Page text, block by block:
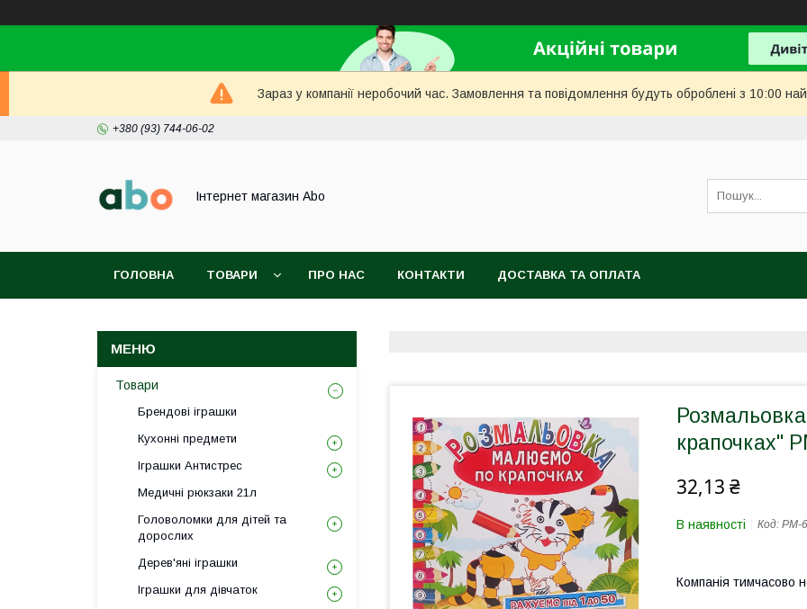
Зараз у компанії неробочий час. Замовлення та повідомлення будуть оброблені з 10:00
+380 (93) 744-06-02
Інтернет магазин Abo
ГОЛОВНА ТОВАРИ ПРО НАС КОНТАКТИ ДОСТАВКА ТА ОПЛАТА
крапочках"
32,13 ₴
В наявності Код: РМ-
Компанія тимчасово
Товари
Брендові іграшки
Кухонні предмети
Іграшки Антистрес
Медичні рюкзаки 21л
Головоломки для дітей та
дорослих
Дерев'яні іграшки
Іграшки для дівчаток